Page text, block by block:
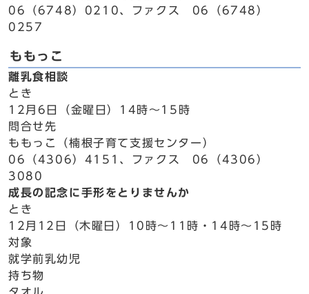
06（6748）0210、ファクス 06（6748）
0257
ももっこ
離乳食相談
とき
12月6日（金曜日）14時～15時
問合せ先
ももっこ（楠根子育て支援センター）
06（4306）4151、ファクス 06（4306）
3080
成長の記念に手形をとりませんか
とき
12月12日（木曜日）10時～11時・14時～15時
対象
就学前乳幼児
持ち物